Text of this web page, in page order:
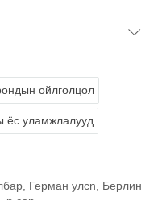
ойлголцол
уламжлалууд
Герман улсn, Берлин